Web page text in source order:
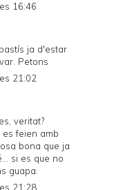
16:46
ja d'estar
Petons
21:02
veritat?
feien amb
bona que ja
si es que no
guapa.
21:28